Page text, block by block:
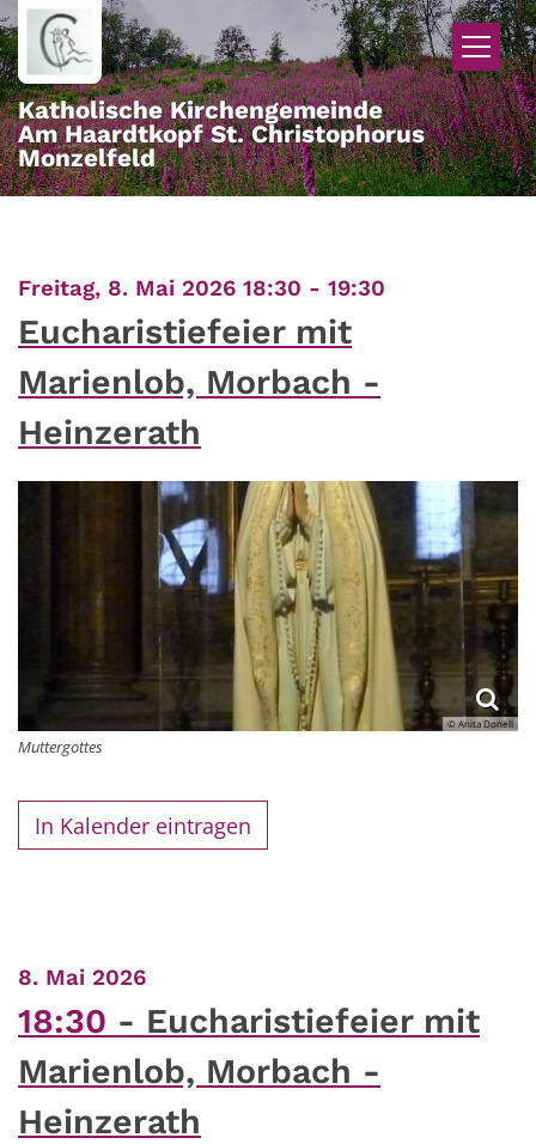
Zum Inhalt springen
Katholische Kirchengemeinde
Am Haardtkopf St. Christophorus
Monzelfeld
Freitag, 8. Mai 2026 18:30 - 19:30
Eucharistiefeier mit
Marienlob, Morbach -
Heinzerath
© Anita Donell
Muttergottes
In Kalender eintragen
8. Mai 2026:
18:30
Eucharistiefeier mit
Marienlob, Morbach -
Heinzerath